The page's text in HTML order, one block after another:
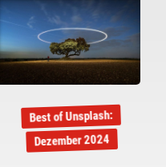
Best of Unsplash:
Dezember 2024